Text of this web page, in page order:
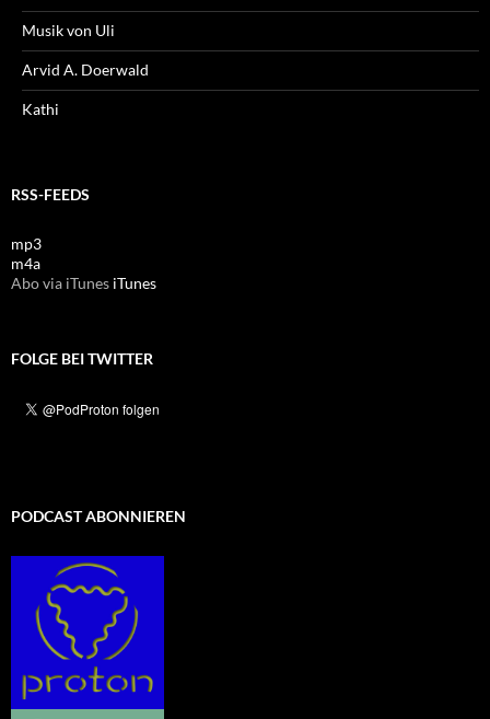
Musik von Uli
Arvid A. Doerwald
Kathi
RSS-FEEDS
mp3
m4a
Abo via iTunes iTunes
FOLGE BEI TWITTER
PODCAST ABONNIEREN